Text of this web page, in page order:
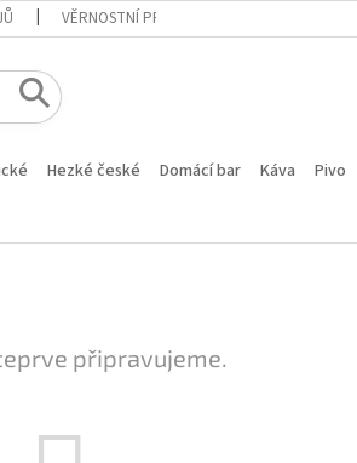
VĚRNOSTNÍ PROGRAM
Hezké české Domácí bar Káva Pivo
připravujeme.